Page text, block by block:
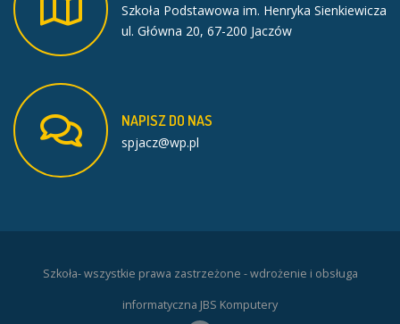
Szkoła Podstawowa im. Henryka Sienkiewicza
ul. Główna 20, 67-200 Jaczów
NAPISZDO NAS
spjacz@wp.pl
Szkoła- wszystkie prawa zastrzeżone - wdrożenie i obsługa
informatyczna JBS Komputery